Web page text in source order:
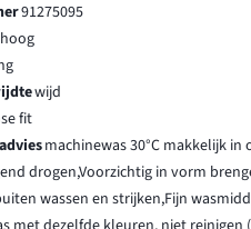
91275095
hoog
wijd
fit
machinewas 30°C makkelijk
drogen,Voorzichtig in vorm
wassen en strijken,Fijn